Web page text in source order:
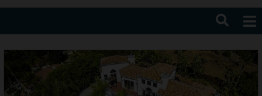
NEUBAU
vERKAUFEN